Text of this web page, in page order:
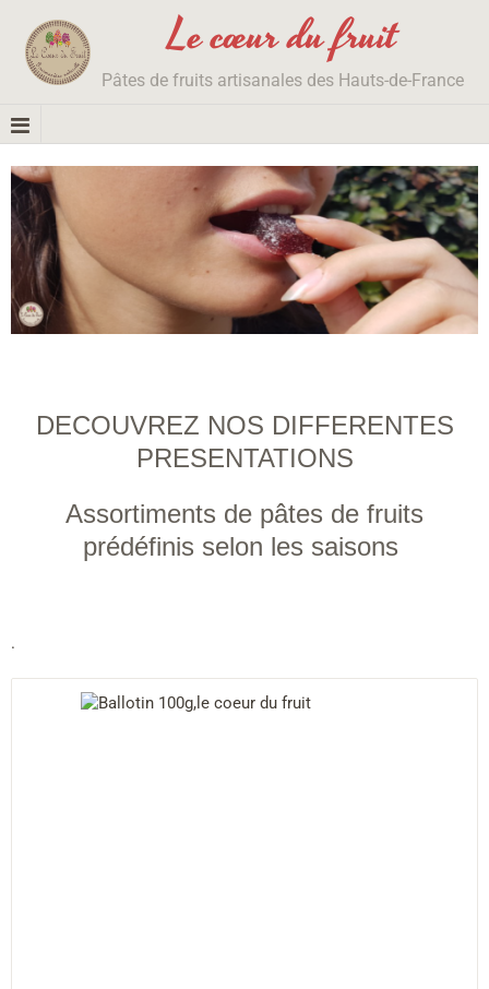
Le cœur du fruit
Pâtes de fruits artisanales des Hauts-de-France
DECOUVREZ NOS DIFFERENTES
PRESENTATIONS
Assortiments de pâtes de fruits
prédéfinis selon les saisons
.